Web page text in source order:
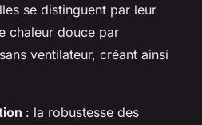
se distinguent par leur
chaleur douce par
ventilateur, créant ainsi
: la robustesse des